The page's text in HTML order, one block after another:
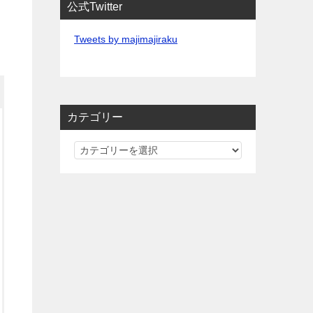
公式Twitter
Tweets by majimajiraku
カテゴリー
カ